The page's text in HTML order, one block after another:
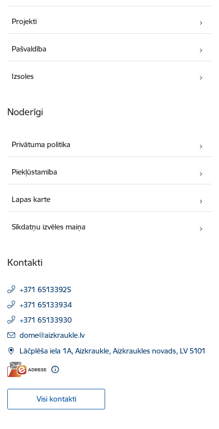
Projekti
Pašvaldība
Izsoles
Noderīgi
Privātuma politika
Piekļūstamība
Lapas karte
Sīkdatņu izvēles maiņa
Kontakti
+371 65133925
+371 65133934
+371 65133930
E-pasts:
dome@aizkraukle.lv
Lāčplēša iela 1A, Aizkraukle, Aizkraukles novads, LV 5101
Visi kontakti